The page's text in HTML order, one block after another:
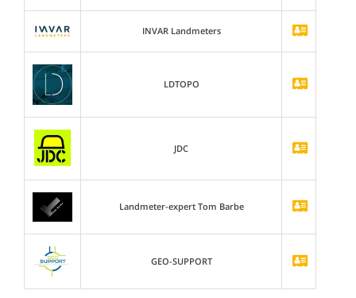
INVAR Landmeters
LDTOPO
JDC
Landmeter-expert Tom Barbe
GEO-SUPPORT